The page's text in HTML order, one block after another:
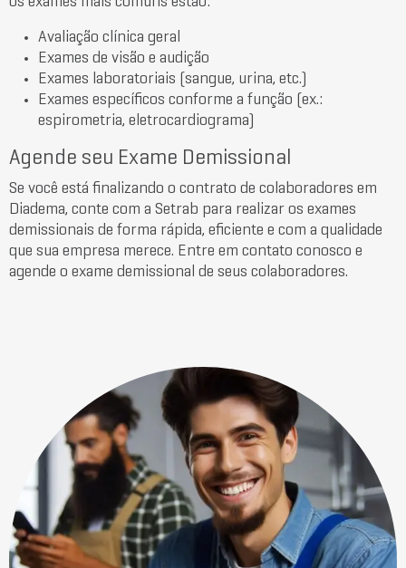
Avaliação clínica geral
Exames de visão e audição
Exames laboratoriais (sangue, urina, etc.)
Exames específicos conforme a função (ex.:
espirometria, eletrocardiograma)
Agende seu Exame Demissional
Se você está finalizando o contrato de colaboradores em
Diadema, conte com a Setrab para realizar os exames
demissionais de forma rápida, eficiente e com a qualidade
que sua empresa merece. Entre em contato conosco e
agende o exame demissional de seus colaboradores.